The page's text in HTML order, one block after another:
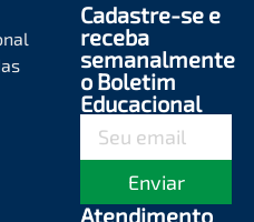
Cadastre-se e
receba
semanalmente
o Boletim
Educacional
Enviar
Atendimento